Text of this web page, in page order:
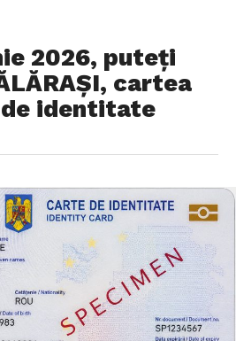
2026, puteți
cartea
identitate